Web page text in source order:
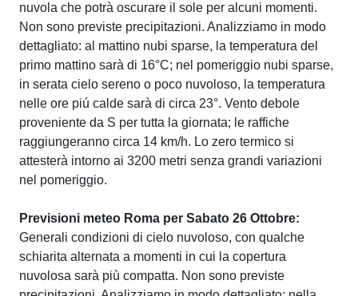
nuvola che potrà oscurare il sole per alcuni momenti.
Non sono previste precipitazioni. Analizziamo in modo
dettagliato: al mattino nubi sparse, la temperatura del
primo mattino sarà di 16°C; nel pomeriggio nubi sparse,
in serata cielo sereno o poco nuvoloso, la temperatura
nelle ore piú calde sarà di circa 23°. Vento debole
proveniente da S per tutta la giornata; le raffiche
raggiungeranno circa 14 km/h. Lo zero termico si
attesterà intorno ai 3200 metri senza grandi variazioni
nel pomeriggio.
Previsioni meteo Roma per Sabato 26 Ottobre:
Generali condizioni di cielo nuvoloso, con qualche
schiarita alternata a momenti in cui la copertura
nuvolosa sarà più compatta. Non sono previste